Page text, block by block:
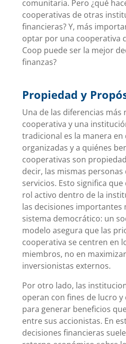
comunitaria. Pero ¿qué
cooperativas de otras
financieras? Y, más
optar por una cooperativa
Coop puede ser la mejor
finanzas?
Propiedad y
Una de las diferencias
cooperativa y una
tradicional es la manera en
organizadas y a quiénes
cooperativas son
decir, las mismas
servicios. Esto significa
rol activo dentro de la
las decisiones importantes
sistema democrático: un
modelo asegura que las
cooperativa se centren en
miembros, no en
inversionistas externos.
Por otro lado, las
operan con fines de lucro y
para generar beneficios
entre sus accionistas. En
decisiones financieras